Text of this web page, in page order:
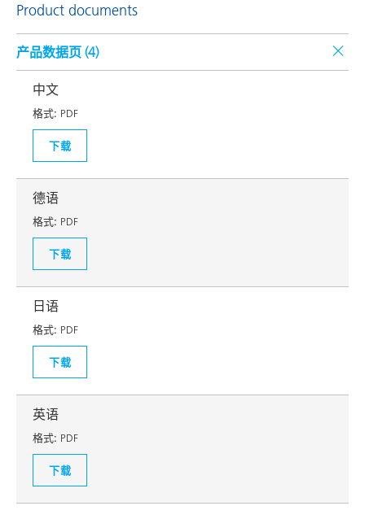
Product documents
产品数据页 (4)
中文
格式: PDF
下载
德语
格式: PDF
下载
日语
格式: PDF
下载
英语
格式: PDF
下载